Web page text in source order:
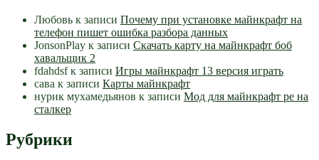
Любовь к записи Почему при установке майнкрафт на
телефон пишет ошибка разбора данных
JonsonPlay к записи Скачать карту на майнкрафт боб
хавальщик 2
fdahdsfк записи Игры майнкрафт 13 версия играть
сава к записи Карты майнкрафт
нурик мухамедьянов к записи Мод для майнкрафт pe на
сталкер
Рубрики